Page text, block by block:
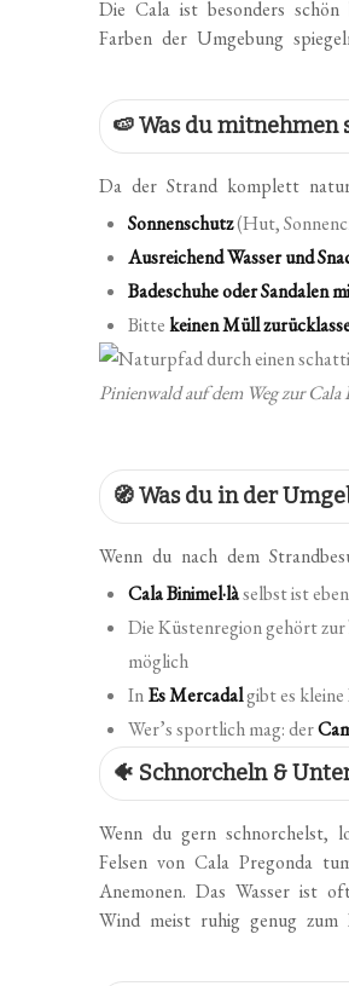
Die Cala ist besonders
Farben der Umgebung
🍉 Was du
Da der Strand komplett
Sonnenschutz(Hut,
Ausreichend Wasser und
Badeschuhe oder Sandalen
Bittekeinen Müll
Pinienwald auf dem Weg zur
🧭 Was du in der
Wenn du nach dem
Cala Binimel·làselbst ist
Die Küstenregion gehört zur
möglich
InEs Mercadalgibt es
Wer’s sportlich mag: der
🐠 Schnorcheln &
Wenn du gern schnorchelst,
Felsen von Cala Pregonda
Anemonen. Das Wasser ist
Wind meist ruhig genug zum